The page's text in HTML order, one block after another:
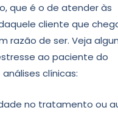
que é o de atender às
cliente que
razão de ser. Veja
ao paciente do
clínicas:
no tratamento ou